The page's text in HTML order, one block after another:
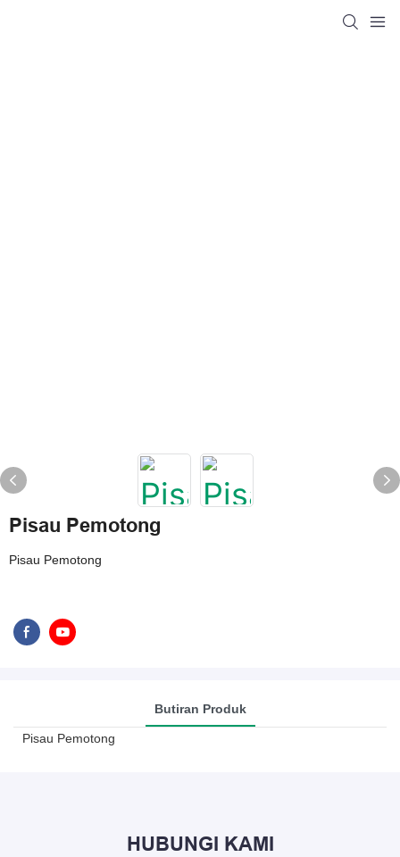
Pisau Pemotong
Pisau Pemotong
Butiran Produk
Pisau Pemotong
HUBUNGI KAMI